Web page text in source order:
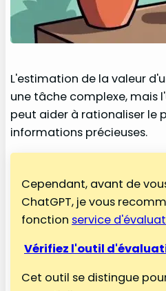
L'estimation de la valeur
une tâche complexe, mais
peut aider à rationaliser le
informations précieuses.
Cependant, avant de
ChatGPT, je vous
fonction service
Vérifiez l'outil
Cet outil se distingue